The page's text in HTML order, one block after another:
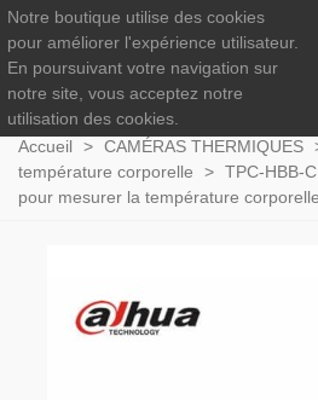
Accueil > CAMÉRAS THERMIQUES
température corporelle
> TPC-HBB-
pour mesurer la température corporelle
Notre boutique utilise des cookies
pour améliorer l'expérience utilisateur.
En poursuivant votre navigation sur
notre site, vous acceptez notre
utilisation des cookies.